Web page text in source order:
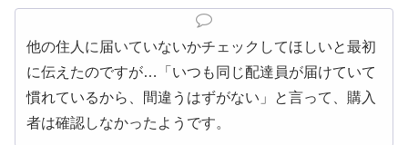
他の住人に届いていないかチェックしてほしいと最初
に伝えたのですが…「いつも同じ配達員が届けていて
慣れているから、間違うはずがない」と言って、購入
者は確認しなかったようです。